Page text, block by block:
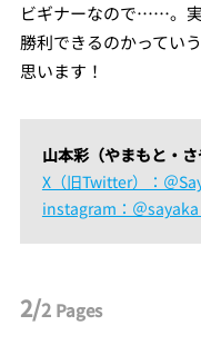
ビギナーなので……。
勝利できるのかってい
思います！
山本彩（やまもと・
X（旧Twitter）：＠
instagram：＠
2/2 Pages